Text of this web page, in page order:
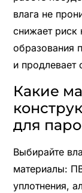
влагa не
снижает риск
образования
и продлевает
Какие
для
Выбирайте
материалы:
уплотнения,